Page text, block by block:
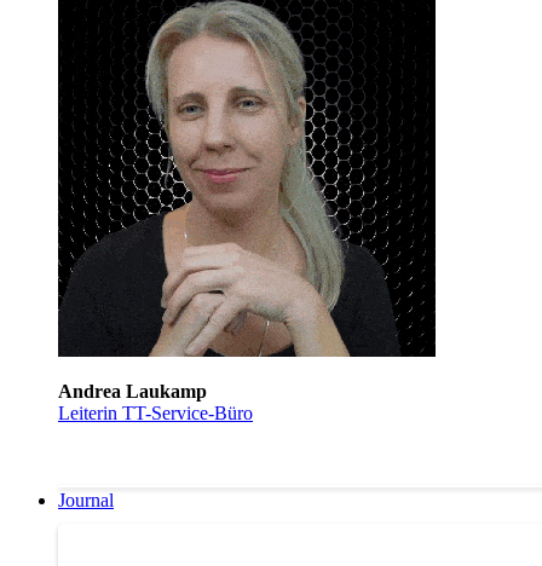
Andrea Laukamp
Leiterin TT-Service-Büro
Journal